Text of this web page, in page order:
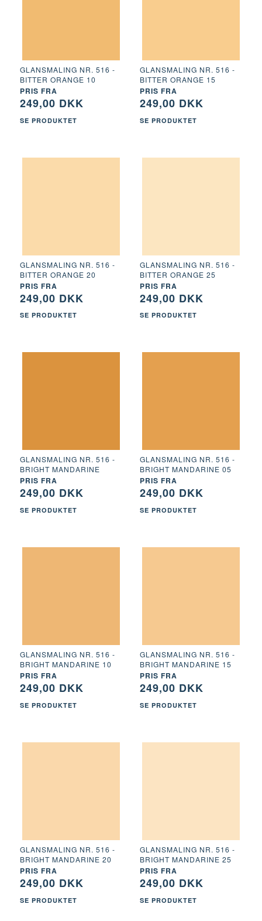
GLANSMALING NR. 516 -
BITTER ORANGE 10
PRIS FRA
249,00 DKK
SE PRODUKTET
GLANSMALING NR. 516 -
BITTER ORANGE 15
PRIS FRA
249,00 DKK
SE PRODUKTET
GLANSMALING NR. 516 -
BITTER ORANGE 20
PRIS FRA
249,00 DKK
SE PRODUKTET
GLANSMALING NR. 516 -
BITTER ORANGE 25
PRIS FRA
249,00 DKK
SE PRODUKTET
GLANSMALING NR. 516 -
BRIGHT MANDARINE
PRIS FRA
249,00 DKK
SE PRODUKTET
GLANSMALING NR. 516 -
BRIGHT MANDARINE 05
PRIS FRA
249,00 DKK
SE PRODUKTET
GLANSMALING NR. 516 -
BRIGHT MANDARINE 10
PRIS FRA
249,00 DKK
SE PRODUKTET
GLANSMALING NR. 516 -
BRIGHT MANDARINE 15
PRIS FRA
249,00 DKK
SE PRODUKTET
GLANSMALING NR. 516 -
BRIGHT MANDARINE 20
PRIS FRA
249,00 DKK
SE PRODUKTET
GLANSMALING NR. 516 -
BRIGHT MANDARINE 25
PRIS FRA
249,00 DKK
SE PRODUKTET